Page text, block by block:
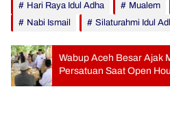
Hari Raya Idul Adha
Mualem
Nabi Ismail
Silaturahmi Idul
Wabup Aceh Besar Ajak
Persatuan Saat Open